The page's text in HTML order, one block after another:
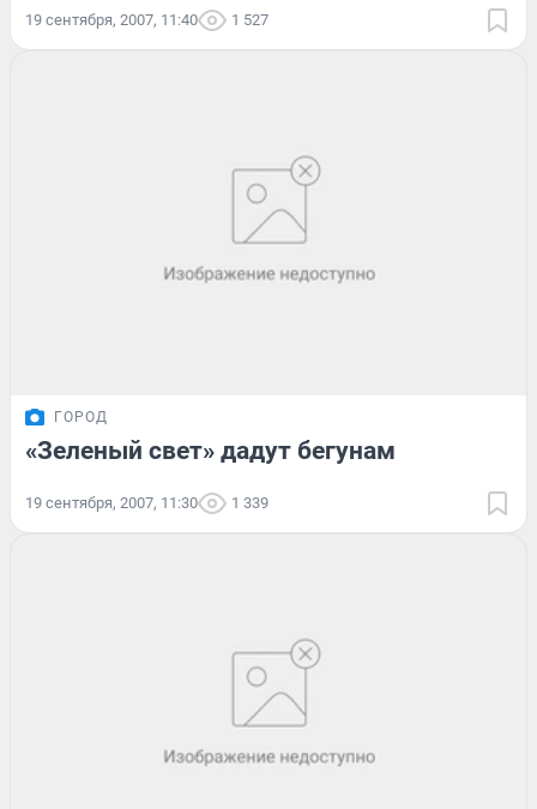
19 сентября, 2007, 11:40 1 527
ГОРОД
«Зеленый свет» дадут бегунам
19 сентября, 2007, 11:30 1 339